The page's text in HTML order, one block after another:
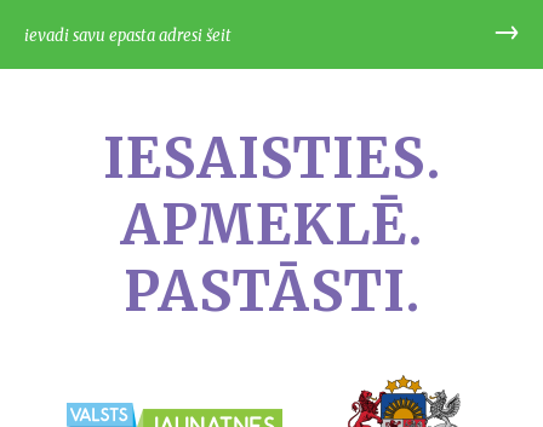
IESAISTIES.
APMEKLĒ.
PASTĀSTI.